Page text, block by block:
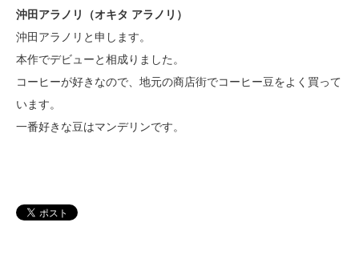
沖田アラノリ（オキタ アラノリ）
沖田アラノリと申します。
本作でデビューと相成りました。
コーヒーが好きなので、地元の商店街でコーヒー豆をよく買って
います。
一番好きな豆はマンデリンです。